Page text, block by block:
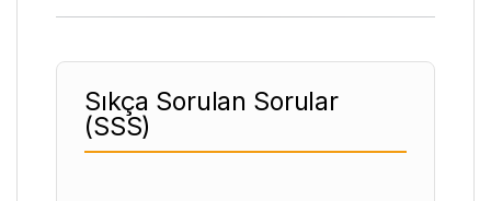
Sıkça Sorulan Sorular
(SSS)